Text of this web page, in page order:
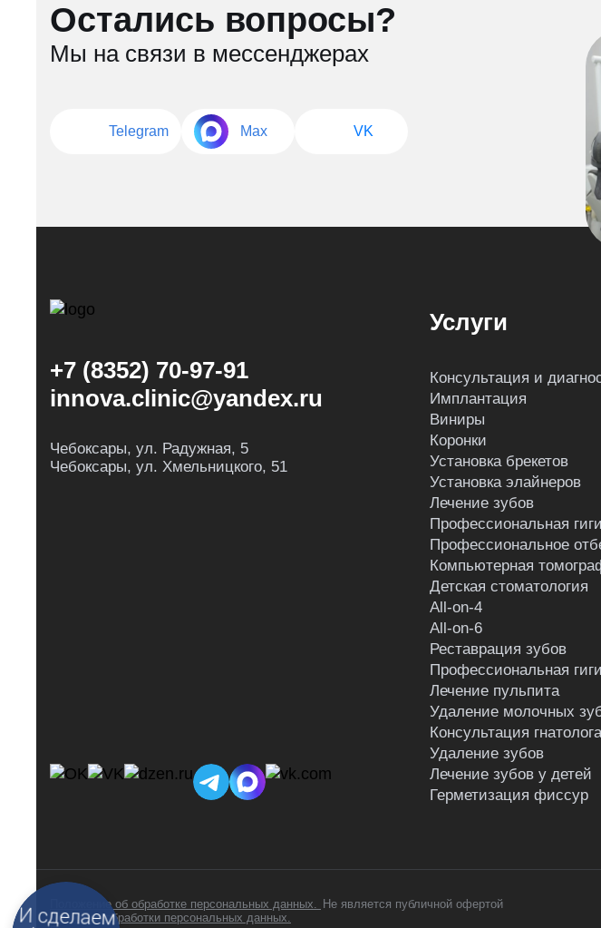
Остались вопросы?
Мы на связи в мессенджерах
Telegram Max VK
+7 (8352) 70-97-91
innova.clinic@yandex.ru
Чебоксары, ул. Радужная, 5
Чебоксары, ул. Хмельницкого, 51
Услуги
Консультация и
Имплантация
Виниры
Коронки
Установка брекетов
Установка элайнеров
Лечение зубов
Профессиональная
Профессиональное
Компьютерная
Детская стоматология
All-on-4
All-on-6
Реставрация зубов
Профессиональная
Лечение пульпита
Удаление молочных
Консультация
Удаление зубов
Лечение зубов у детей
Герметизация фиссур
Положение об обработке персональных данных. Не является публичной офертой
Политика обработки персональных данных.
Подберем